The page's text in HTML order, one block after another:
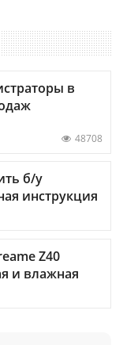
в
48708
б/у
инструкция
Z40
и влажная